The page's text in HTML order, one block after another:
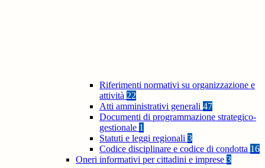
Riferimenti normativi su organizzazione e
attività 22
Atti amministrativi generali 47
Documenti di programmazione strategico-
gestionale 1
Statuti e leggi regionali 3
Codice disciplinare e codice di condotta 16
Oneri informativi per cittadini e imprese 3